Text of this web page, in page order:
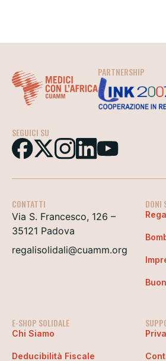
PARTNERSHIP
SEGUICI SU
CONTATTI
Via S. Francesco, 126 –
35121 Padova
regalisolidali@cuamm.org
DONI
E-SHOP SOLIDALE
Chi Siamo
Deducibilità Fiscale